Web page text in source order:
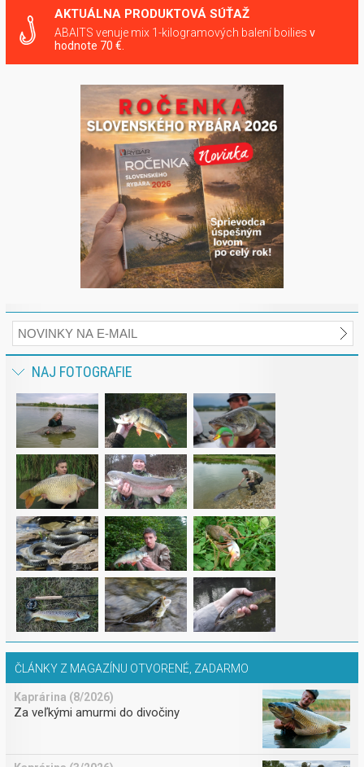
AKTUÁLNA PRODUKTOVÁ SÚŤAŽ
ABAITS venuje mix 1-kilogramových balení boilies v
hodnote 70 €.
NAJ FOTOGRAFIE
ČLÁNKY Z MAGAZÍNU OTVORENÉ, ZADARMO
Kaprárina (8/2026)
Za veľkými amurmi do divočiny